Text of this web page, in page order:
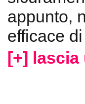
appunto,
efficace
[+] lascia